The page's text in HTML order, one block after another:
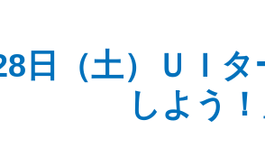
日（土）ＵＩ
しよう